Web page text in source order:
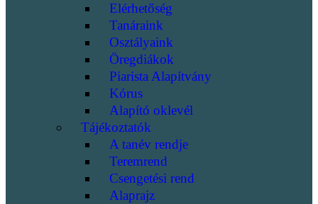
Elérhetőség
Tanáraink
Osztályaink
Öregdiákok
Piarista Alapítvány
Kórus
Alapító oklevél
Tájékoztatók
A tanév rendje
Teremrend
Csengetési rend
Alaprajz